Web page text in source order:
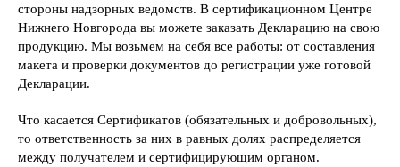
стороны надзорных ведомств. В сертификационном Центре
Нижнего Новгорода вы можете заказать Декларацию на свою
продукцию. Мы возьмем на себя все работы: от составления
макета и проверки документов до регистрации уже готовой
Декларации.
Что касается Сертификатов (обязательных и добровольных),
то ответственность за них в равных долях распределяется
между получателем и сертифицирующим органом.